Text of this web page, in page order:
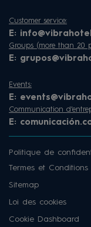
Customer service:
E:
Groups (more than 20
E:
Events:
E:
Communication
E:
Politique de
Termes et Conditions
Sitemap
Loi des cookies
Cookie Dashboard